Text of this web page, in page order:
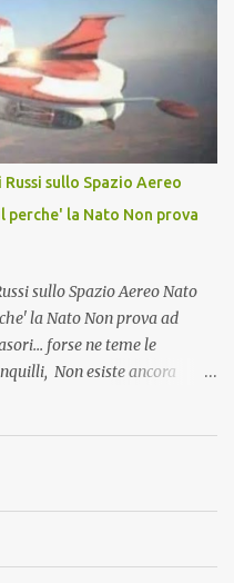
"spettacolare Ghiacciato, ma
Riproponiamo
sullo Spazio Aereo
perche' la Nato Non prova
sullo Spazio Aereo Nato
la Nato Non prova ad
forse ne teme le
Non esiste ancora
"False Flag", per provocare
da menti sane, potrebbe